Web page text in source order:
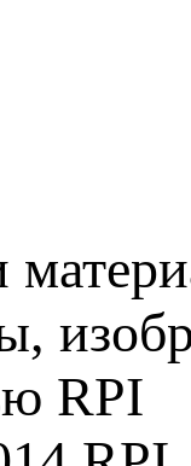
RPI